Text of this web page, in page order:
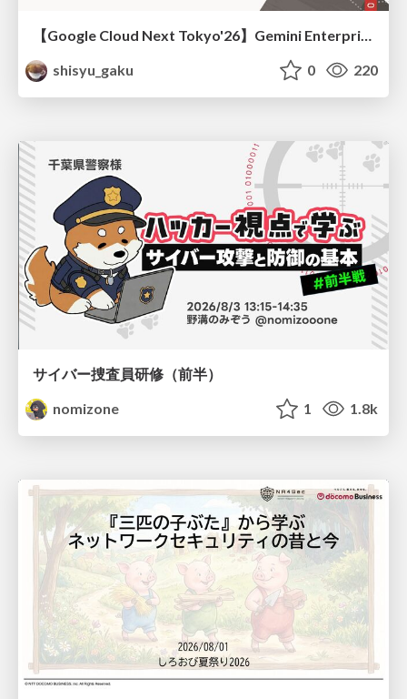
【Google Cloud Next Tokyo'26】Gemini Enterprise と Oracle AI Database で実現する、 業務データ活用を実現する AI エージェント実装
shisyu_gaku
0 220
サイバー捜査員研修（前半）
nomizone
1 1.8k